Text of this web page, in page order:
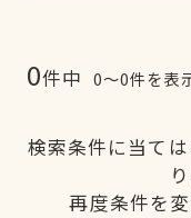
0件中 0〜0件を表
検索条件に当て
再度条件を